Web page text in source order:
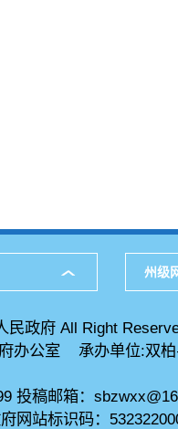
州级
民政府 All Right
办公室 承办单位:双
投稿邮箱：
网站标识码：